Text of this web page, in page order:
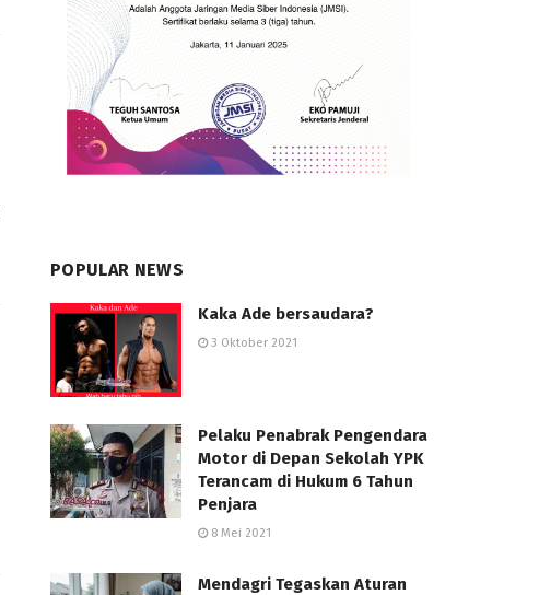
POPULAR NEWS
Kaka Ade bersaudara?
3 Oktober 2021
Pelaku Penabrak Pengendara
Motor di Depan Sekolah YPK
Terancam di Hukum 6 Tahun
Penjara
8 Mei 2021
Mendagri Tegaskan Aturan